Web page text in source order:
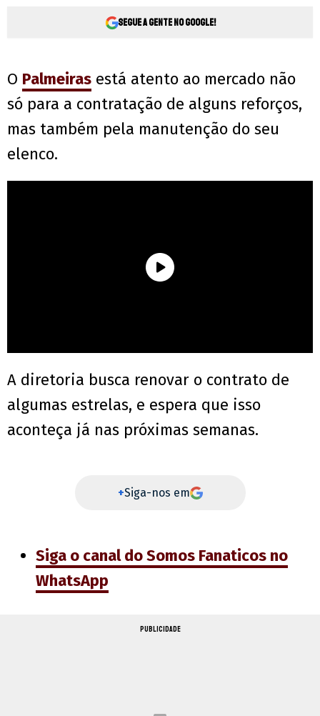
Segue a gente no Google!
O Palmeiras está atento ao mercado não
só para a contratação de alguns reforços,
mas também pela manutenção do seu
elenco.
A diretoria busca renovar o contrato de
algumas estrelas, e espera que isso
aconteça já nas próximas semanas.
+Siga-nos em
Siga o canal do Somos Fanaticos no
WhatsApp
PUBLICIDADE